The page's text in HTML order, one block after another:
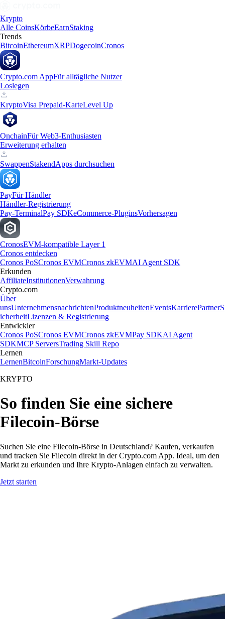
Krypto
Alle CoinsKörbeEarnStaking
Trends
BitcoinEthereumXRPDogecoinCronos
Crypto.com AppFür alltägliche Nutzer
Loslegen
KryptoVisa Prepaid-KarteLevel Up
OnchainFür Web3-Enthusiasten
Erweiterung erhalten
SwappenStakendApps durchsuchen
PayFür Händler
Händler-Registrierung
Pay-TerminalPay SDKeCommerce-PluginsVorhersagen
CronosEVM-kompatible Layer 1
Cronos entdecken
Cronos PoSCronos EVMCronos zkEVMAI Agent SDK
Erkunden
AffiliateInstitutionenVerwahrung
Crypto.com
Über
unsUnternehmensnachrichtenProduktneuheitenEventsKarrierePartnerS
icherheitLizenzen & Registrierung
Entwickler
Cronos PoSCronos EVMCronos zkEVMPay SDKAI Agent
SDKMCP ServersTrading Skill Repo
Lernen
LernenBitcoinForschungMarkt-Updates
KRYPTO
So finden Sie eine sichere
Filecoin-Börse
Suchen Sie eine Filecoin-Börse in Deutschland? Kaufen, verkaufen
und tracken Sie Filecoin direkt in der Crypto.com App. Ideal, um den
Markt zu erkunden und Ihre Krypto-Anlagen einfach zu verwalten.
Jetzt starten